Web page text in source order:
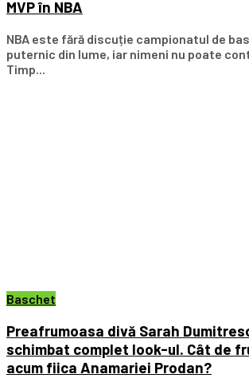
MVP în NBA
NBA este fără discuție campionatul de
puternic din lume, iar nimeni nu poate
Timp...
Baschet
Preafrumoasa divă Sarah
schimbat complet look-ul. Cât de
acum fiica Anamariei Prodan?